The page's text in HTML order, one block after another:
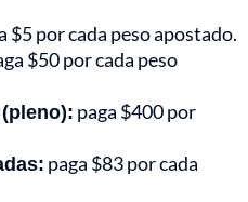
$5 por cada peso apostado.
$50 por cada peso
paga $400 por
paga $83 por cada